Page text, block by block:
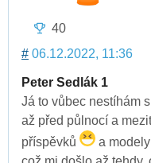
40
# 06.12.2022, 11:36
Peter Sedlák 1
Já to vůbec nestíhám
až před půlnocí a
příspěvků
a